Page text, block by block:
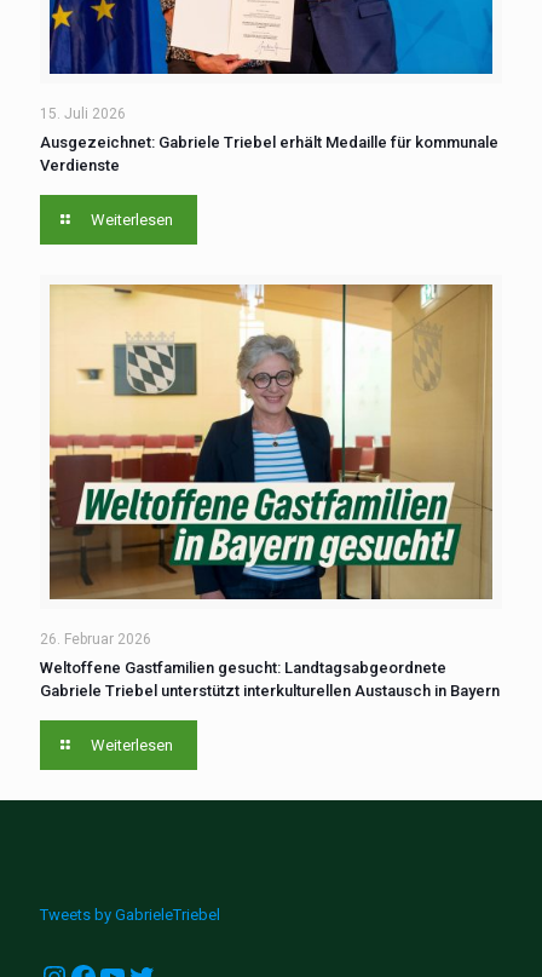
15. Juli 2026
Ausgezeichnet: Gabriele Triebel erhält Medaille für kommunale
Verdienste
Weiterlesen
26. Februar 2026
Weltoffene Gastfamilien gesucht: Landtagsabgeordnete
Gabriele Triebel ‍unterstützt interkulturellen Austausch ‍in ‍Bayern
Weiterlesen
Tweets by GabrieleTriebel